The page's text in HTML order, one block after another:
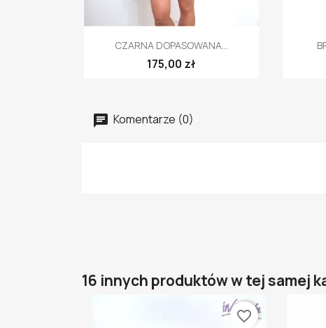
Szybki podgląd
CZARNA DOPASOWANA...
175,00 zł
Komentarze (0)
16 innych produktów w tej samej
favorite_border